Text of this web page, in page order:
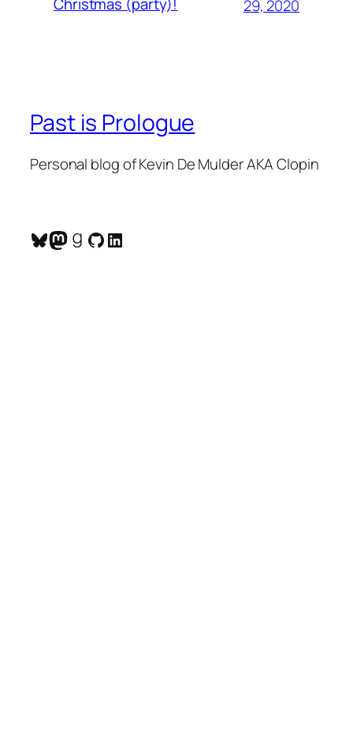
29, 2020
Past is Prologue
Personal blog of Kevin De Mulder AKA Clopin
Bluesky
Mastodon
Goodreads
GitHub
LinkedIn